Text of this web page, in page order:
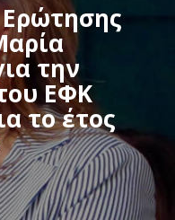
την
ΕΦΚ
το έτος